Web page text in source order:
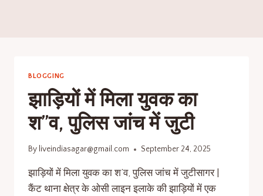
BLOGGING
झाड़ियों में मिला युवक का
श”व, पुलिस जांच में जुटी
By liveindiasagar@gmail.com September 24, 2025
झाड़ियों में मिला युवक का श’व, पुलिस जांच में जुटीसागर |
कैंट थाना क्षेत्र के ओसी लाइन इलाके की झाड़ियों में एक